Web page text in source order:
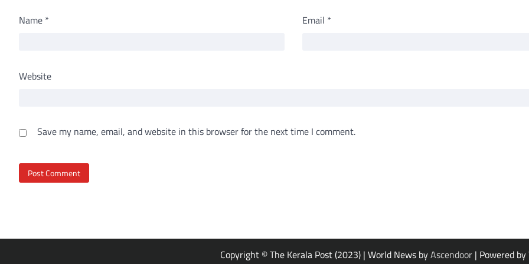
Name * Email *
Website
Save my name, email, and website in this browser for the next time I comment.
Copyright © The Kerala Post (2023) | World News byAscendoor | Powered by